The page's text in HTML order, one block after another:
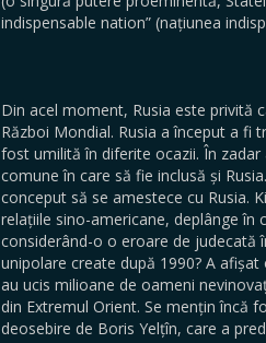
indispensable nation” (națiunea
Din acel moment, Rusia este privită
Război Mondial. Rusia a început a fi
fost umilită în diferite ocazii. În
comune în care să fie inclusă și
conceput să se amestece cu Rusia.
relațiile sino-americane, deplânge în
considerând-o o eroare de judecată
unipolare create după 1990? A
au ucis milioane de oameni
din Extremul Orient. Se mențin încă
deosebire de Boris Yelțîn, care a